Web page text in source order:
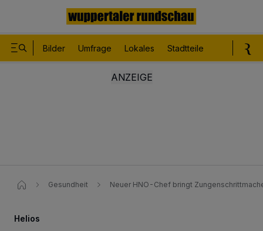
Bilder Umfrage Lokales Stadtteile
Gesundheit Neuer HNO-Chef bringt
Helios